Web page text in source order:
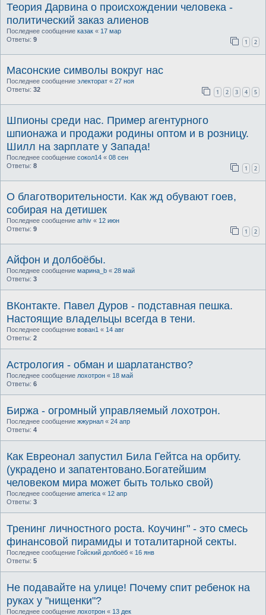
Теория Дарвина о происхождении человека -
политический заказ алиенов
Последнее сообщение казак « 17 мар
Ответы: 9 1 2
Масонские символы вокруг нас
Последнее сообщение электорат « 27 ноя
Ответы: 32 1 2 3 4 5
Шпионы среди нас. Пример агентурного
шпионажа и продажи родины оптом и в розницу.
Шилл на зарплате у Запада!
Последнее сообщение сокол14 « 08 сен
Ответы: 8 1 2
О благотворительности. Как жд обувают гоев,
собирая на детишек
Последнее сообщение arhiv « 12 июн
Ответы: 9 1 2
Айфон и долбоёбы.
Последнее сообщение марина_b « 28 май
Ответы: 3
ВКонтакте. Павел Дуров - подставная пешка.
Настоящие владельцы всегда в тени.
Последнее сообщение вован1 « 14 авг
Ответы: 2
Астрология - обман и шарлатанство?
Последнее сообщение лохотрон « 18 май
Ответы: 6
Биржа - огромный управляемый лохотрон.
Последнее сообщение жжурнал « 24 апр
Ответы: 4
Как Евреонал запустил Била Гейтса на орбиту.
(украдено и запатентовано.Богатейшим
человеком мира может быть только свой)
Последнее сообщение america « 12 апр
Ответы: 3
Тренинг личностного роста. Коучинг" - это смесь
финансовой пирамиды и тоталитарной секты.
Последнее сообщение Гойский долбоёб « 16 янв
Ответы: 5
Не подавайте на улице! Почему спит ребенок на
руках у "нищенки"?
Последнее сообщение лохотрон « 13 дек